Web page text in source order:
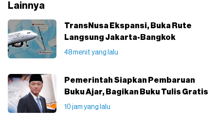
Lainnya
TransNusa Ekspansi, Buka Rute
Langsung Jakarta-Bangkok
48 menit yang lalu
Pemerintah Siapkan Pembaruan
Buku Ajar, Bagikan Buku Tulis Gratis
10 jam yang lalu